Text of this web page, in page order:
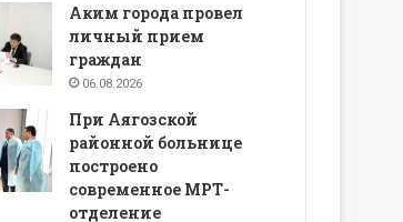
Аким города провел
личный прием
граждан
06.08.2026
При Аягозской
районной больнице
построено
современное МРТ-
отделение